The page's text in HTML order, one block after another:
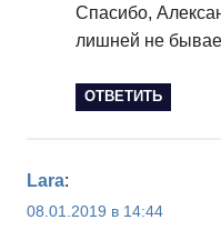
Спасибо,
лишней не
ОТВЕТИТЬ
Lara:
08.01.2019 в 14:44